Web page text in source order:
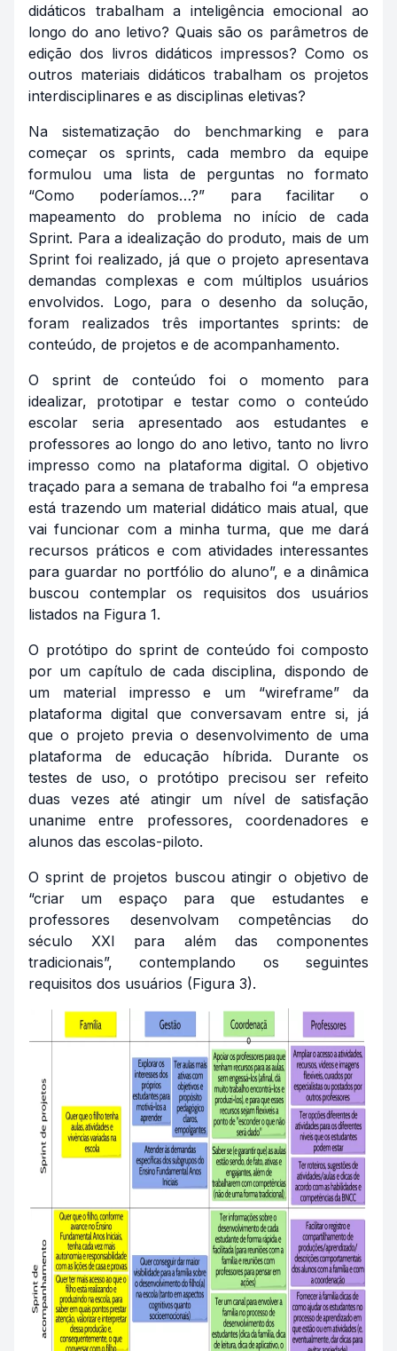
didáticos trabalham a inteligência emocional ao
longo do ano letivo? Quais são os parâmetros de
edição dos livros didáticos impressos? Como os
outros materiais didáticos trabalham os projetos
interdisciplinares e as disciplinas eletivas?
Na sistematização do benchmarking e para
começar os sprints, cada membro da equipe
formulou uma lista de perguntas no formato
“Como poderíamos…?” para facilitar o
mapeamento do problema no início de cada
Sprint. Para a idealização do produto, mais de um
Sprint foi realizado, já que o projeto apresentava
demandas complexas e com múltiplos usuários
envolvidos. Logo, para o desenho da solução,
foram realizados três importantes sprints: de
conteúdo, de projetos e de acompanhamento.
O sprint de conteúdo foi o momento para
idealizar, prototipar e testar como o conteúdo
escolar seria apresentado aos estudantes e
professores ao longo do ano letivo, tanto no livro
impresso como na plataforma digital. O objetivo
traçado para a semana de trabalho foi “a empresa
está trazendo um material didático mais atual, que
vai funcionar com a minha turma, que me dará
recursos práticos e com atividades interessantes
para guardar no portfólio do aluno”, e a dinâmica
buscou contemplar os requisitos dos usuários
listados na Figura 1.
O protótipo do sprint de conteúdo foi composto
por um capítulo de cada disciplina, dispondo de
um material impresso e um “wireframe” da
plataforma digital que conversavam entre si, já
que o projeto previa o desenvolvimento de uma
plataforma de educação híbrida. Durante os
testes de uso, o protótipo precisou ser refeito
duas vezes até atingir um nível de satisfação
unanime entre professores, coordenadores e
alunos das escolas-piloto.
O sprint de projetos buscou atingir o objetivo de
“criar um espaço para que estudantes e
professores desenvolvam competências do
século XXI para além das componentes
tradicionais”, contemplando os seguintes
requisitos dos usuários (Figura 3).